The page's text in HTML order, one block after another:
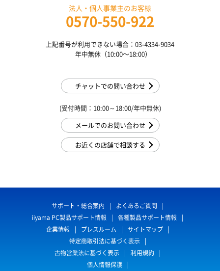
法人・個人事業主のお客様
0570-550-922
上記番号が利用できない場合：03-4334-9034
年中無休（10:00〜18:00）
チャットでの問い合わせ
(受付時間：10:00～18:00/年中無休)
メールでのお問い合わせ
お近くの店舗で相談する
サポート・総合案内
よくあるご質問
iiyama PC製品サポート情報
各種製品サポート情報
企業情報
プレスルーム
サイトマップ
特定商取引法に基づく表示
古物営業法に基づく表示
利用規約
個人情報保護